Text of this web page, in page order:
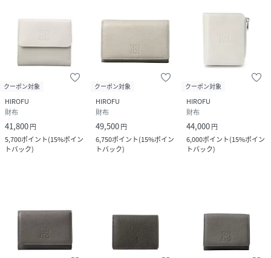
※照明の関係により、実際よりも色味が違って見える場合が
あります。また、パソコン・スマートフォンなどの環境によ
り、若干製品と画像のカラーが異なる場合もございます。
性別タイプ レディース
イタリア製
素材 牛革（ソフトバケッタ）
クーポン対象
HIROFU
財布
41,800円
5,700ポイント(15%ポイン
トバック)
クーポン対象
HIROFU
財布
49,500円
6,750ポイント(15%ポイン
トバック)
クーポン対象
HIROFU
財布
44,000円
6,000ポイント(15%ポイン
トバック)